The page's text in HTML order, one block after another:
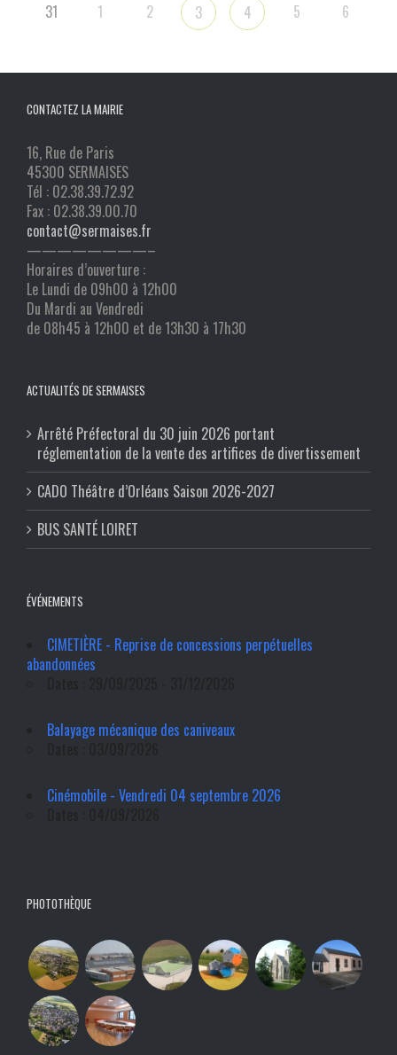
31 1 2 3 4 5 6
CONTACTEZ LA MAIRIE
16, Rue de Paris
45300 SERMAISES
Tél : 02.38.39.72.92
Fax : 02.38.39.00.70
contact@sermaises.fr
————————–
Horaires d’ouverture :
Le Lundi de 09h00 à 12h00
Du Mardi au Vendredi
de 08h45 à 12h00 et de 13h30 à 17h30
ACTUALITÉS DE SERMAISES
Arrêté Préfectoral du 30 juin 2026 portant
réglementation de la vente des artifices de divertissement
CADO Théâtre d’Orléans Saison 2026-2027
BUS SANTÉ LOIRET
ÉVÉNEMENTS
CIMETIÈRE - Reprise de concessions perpétuelles
abandonnées
Balayage mécanique des caniveaux
Cinémobile - Vendredi 04 septembre 2026
PHOTOTHÈQUE